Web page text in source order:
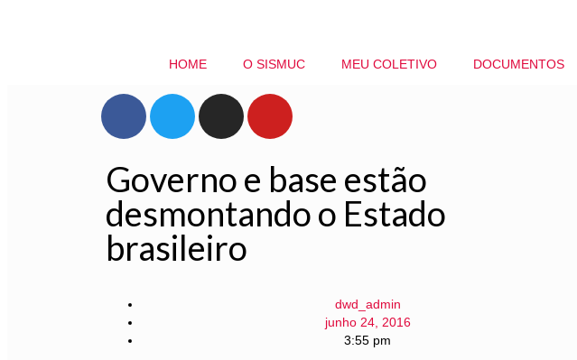
HOME O SISMUC MEU COLETIVO DOCUMENTOS
Governo e base estão
desmontando o Estado
brasileiro
dwd_admin
junho 24, 2016
3:55 pm